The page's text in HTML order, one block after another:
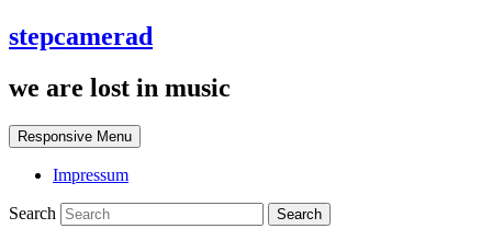
stepcamerad
we are lost in music
Responsive Menu
Impressum
Search